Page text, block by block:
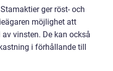
ger röst- och
möjlighet att
vinsten. De kan också
i förhållande till